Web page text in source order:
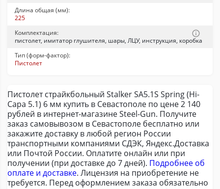
Длина общая (мм):
225
Комплектация:
пистолет, имитатор глушителя, шары, ЛЦУ, инструкция, коробка
Тип (форм-фактор):
Пистолет
Пистолет страйкбольный Stalker SA5.1S Spring (Hi-
Capa 5.1) 6 мм купить в Севастополе по цене 2 140
рублей в интернет-магазине Steel-Gun. Получите
заказ самовывозом в Севастополе бесплатно или
закажите доставку в любой регион России
транспортными компаниями СДЭК, Яндекс.Доставка
или Почтой России. Оплатите онлайн или при
получении (при доставке до 7 дней). Подробнее об
оплате и доставке. Лицензия на приобретение не
требуется. Перед оформлением заказа обязательно